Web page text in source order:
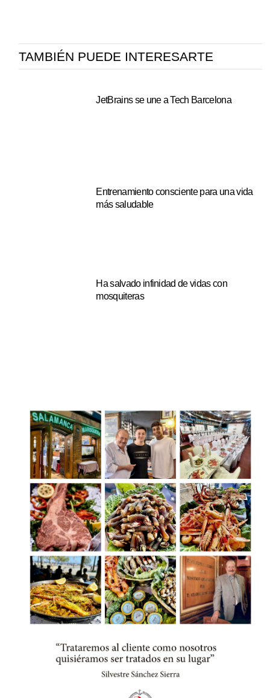
TAMBIÉN PUEDE INTERESARTE
JetBrains se une a Tech Barcelona
Entrenamiento consciente para una vida
más saludable
Ha salvado infinidad de vidas con
mosquiteras